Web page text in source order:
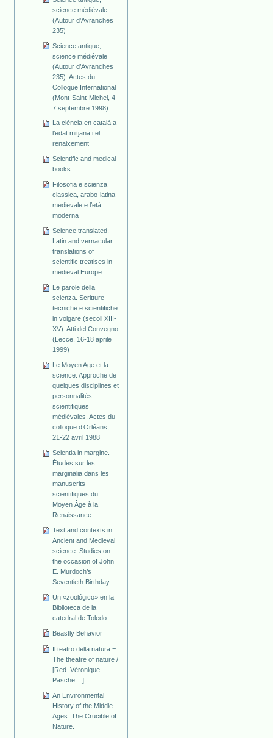
science médiévale
(Autour d’Avranches
235)
Science antique,
science médiévale
(Autour d’Avranches
235). Actes du
Colloque International
(Mont-Saint-Michel, 4-
7 septembre 1998)
La ciència en català a
l’edat mitjana i el
renaixement
Scientific and medical
books
Filosofia e scienza
classica, arabo-latina
medievale e l’età
moderna
Science translated.
Latin and vernacular
translations of
scientific treatises in
medieval Europe
Le parole della
scienza. Scritture
tecniche e scientifiche
in volgare (secoli XIII-
XV). Atti del Convegno
(Lecce, 16-18 aprile
1999)
Le Moyen Age et la
science. Approche de
quelques disciplines et
personnalités
scientifiques
médiévales. Actes du
colloque d’Orléans,
21-22 avril 1988
Scientia in margine.
Études sur les
marginalia dans les
manuscrits
scientifiques du
Moyen Âge à la
Renaissance
Text and contexts in
Ancient and Medieval
science. Studies on
the occasion of John
E. Murdoch’s
Seventieth Birthday
Un «zoológico» en la
Biblioteca de la
catedral de Toledo
Beastly Behavior
Il teatro della natura =
The theatre of nature /
[Red. Véronique
Pasche ...]
An Environmental
History of the Middle
Ages. The Crucible of
Nature.